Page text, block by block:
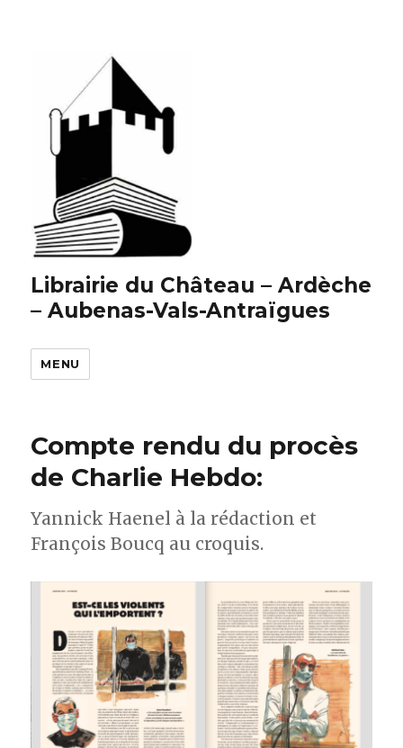
Librairie du Château – Ardèche
– Aubenas-Vals-Antraïgues
MENU
Compte rendu du procès
de Charlie Hebdo:
Yannick Haenel à la rédaction et
François Boucq au croquis.